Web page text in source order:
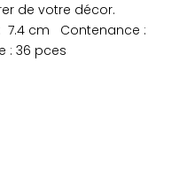
de votre décor.
7.4 cm Contenance :
: 36 pces